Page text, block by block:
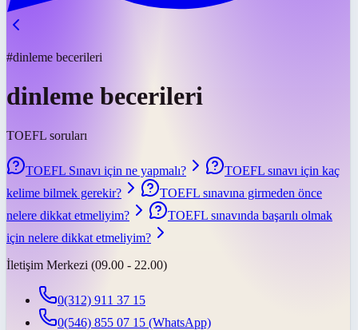
#dinleme becerileri
dinleme becerileri
TOEFL soruları
TOEFL Sınavı için ne yapmalı?
TOEFL sınavı için kaç
kelime bilmek gerekir?
TOEFL sınavına girmeden önce
nelere dikkat etmeliyim?
TOEFL sınavında başarılı olmak
için nelere dikkat etmeliyim?
İletişim Merkezi (09.00 - 22.00)
0(312) 911 37 15
0(546) 855 07 15 (WhatsApp)